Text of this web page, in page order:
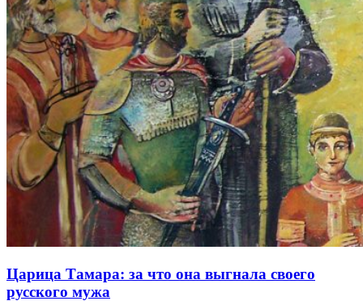
Царица Тамара: за что она выгнала своего
русского мужа